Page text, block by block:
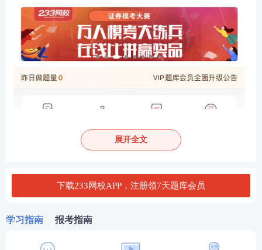
展开全文
下载233网校APP，注册领7天题库会员
学习指南 报考指南